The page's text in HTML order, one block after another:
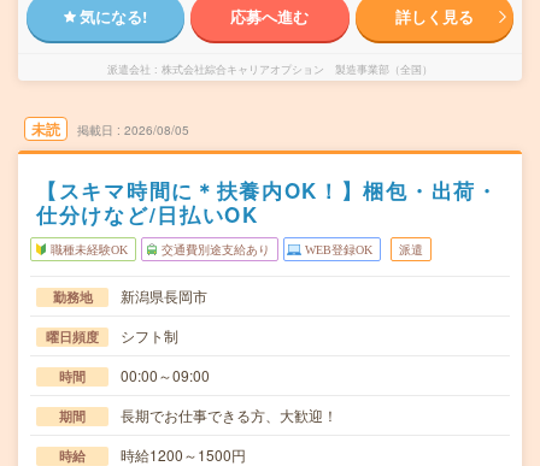
気になる! 応募へ進む 詳しく見る
派遣会社 株式会社綜合キャリアオプション 製造事業部（全国）
未読 掲載日 2026/08/05
【スキマ時間に＊扶養内OK！】梱包・出荷・
仕分けなど/日払いOK
職種未経験OK 交通費別途支給あり WEB登録OK 派遣
勤務地 新潟県長岡市
曜日頻度 シフト制
時間 00:00～09:00
期間 長期でお仕事できる方、大歓迎！
時給 時給1200～1500円